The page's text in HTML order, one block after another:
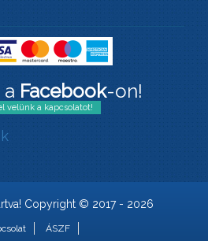
Facebook-on!
velünk a kapcsolatot!
Copyright © 2017 - 2026
ÁSZF